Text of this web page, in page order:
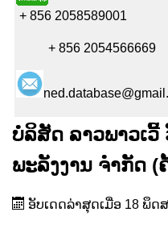
+ 856 2058589001
+ 856 2054566669
ບໍລິສັດ ລາວພາວເ
ພະລັງງານ ຈຳກັດ (
ອັບເດດລ່າສຸດເມື່ອ 18 ພຶດ